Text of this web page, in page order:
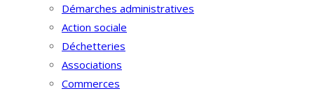
Démarches administratives
Action sociale
Déchetteries
Associations
Commerces